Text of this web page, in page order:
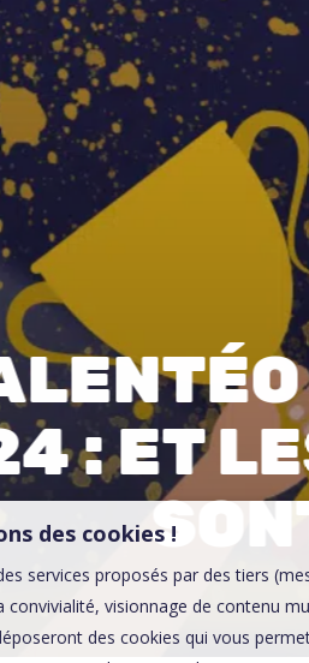
: ET
00:00
des cookies !
services proposés par des tiers
visionnage de contenu
des cookies qui vous